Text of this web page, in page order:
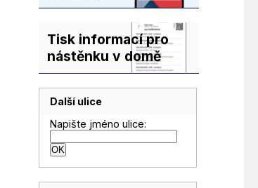
Tisk informací pro
nástěnku v domě
Další ulice
Napište jméno ulice: